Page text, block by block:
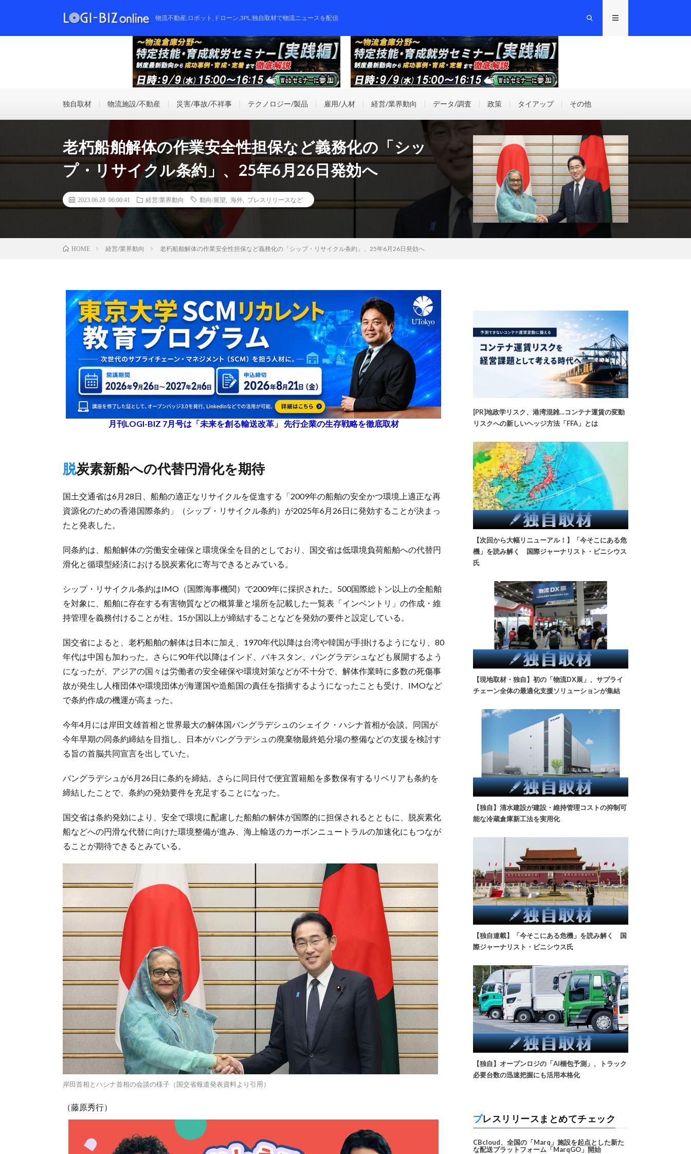
物流不動産,ロボット,ドローン,3PL,独自取材で物流ニュースを配信
独自取材 物流施設/不動産 災害/事故/不祥事 テクノロジー/製品 雇用/人材 経営/業界動向 データ/調査 政策 タイアップ その他
老朽船舶解体の作業安全性担保など義務化の「シッ
プ・リサイクル条約」、25年6月26日発効へ
2023.06.28 06:00:41 経営/業界動向 動向/展望 海外 プレスリリースなど
HOME 経営/業界動向 老朽船舶解体の作業安全性担保など義務化の「シップ・リサイクル条約」、25年6月26日発効へ
月刊LOGI-BIZ 7月号は「未来を創る輸送改革」 先行企業の生存戦略を徹底取材
脱炭素新船への代替円滑化を期待
国土交通省は6月28日、船舶の適正なリサイクルを促進する「2009年の船舶の安全かつ環境上適正な再
資源化のための香港国際条約」（シップ・リサイクル条約）が2025年6月26日に発効することが決まっ
たと発表した。
同条約は、船舶解体の労働安全確保と環境保全を目的としており、国交省は低環境負荷船舶への代替円
滑化と循環型経済における脱炭素化に寄与できるとみている。
シップ・リサイクル条約はIMO（国際海事機関）で2009年に採択された。500国際総トン以上の全船舶
を対象に、船舶に存在する有害物質などの概算量と場所を記載した一覧表「インベントリ」の作成・維
持管理を義務付けることが柱。15か国以上が締結することなどを発効の要件と設定している。
国交省によると、老朽船舶の解体は日本に加え、1970年代以降は台湾や韓国が手掛けるようになり、80
年代は中国も加わった。さらに90年代以降はインド、パキスタン、バングラデシュなども展開するよう
になったが、アジアの国々は労働者の安全確保や環境対策などが不十分で、解体作業時に多数の死傷事
故が発生し人権団体や環境団体が海運国や造船国の責任を指摘するようになったことも受け、IMOなど
で条約作成の機運が高まった。
今年4月には岸田文雄首相と世界最大の解体国バングラデシュのシェイク・ハシナ首相が会談。同国が
今年早期の同条約締結を目指し、日本がバングラデシュの廃棄物最終処分場の整備などの支援を検討す
る旨の首脳共同宣言を出していた。
バングラデシュが6月26日に条約を締結。さらに同日付で便宜置籍船を多数保有するリベリアも条約を
締結したことで、条約の発効要件を充足することになった。
国交省は条約発効により、安全で環境に配慮した船舶の解体が国際的に担保されるとともに、脱炭素化
船などへの円滑な代替に向けた環境整備が進み、海上輸送のカーボンニュートラルの加速化にもつなが
ることが期待できるとみている。
岸田首相とハシナ首相の会談の様子（国交省報道発表資料より引用）
（藤原秀行）
[PR]地政学リスク、港湾混雑…コンテナ運賃の変動
リスクへの新しいヘッジ方法「FFA」とは
【次回から大幅リニューアル！】「今そこにある危
機」を読み解く 国際ジャーナリスト・ビニシウス
氏
【現地取材・独自】初の「物流DX展」、サプライ
チェーン全体の最適化支援ソリューションが集結
【独自】清水建設が建設・維持管理コストの抑制可
能な冷蔵倉庫新工法を実用化
【独自連載】「今そこにある危機」を読み解く 国
際ジャーナリスト・ビニシウス氏
【独自】オープンロジの「AI梱包予測」、トラック
必要台数の迅速把握にも活用本格化
プレスリリースまとめてチェック
CBcloud、全国の「Marq」施設を起点とした新た
な配送プラットフォーム「MarqGO」開始